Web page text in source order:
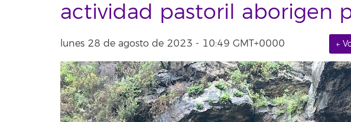
actividad pastoril aborigen
lunes 28 de agosto de 2023 - 10:49 GMT+0000 ←